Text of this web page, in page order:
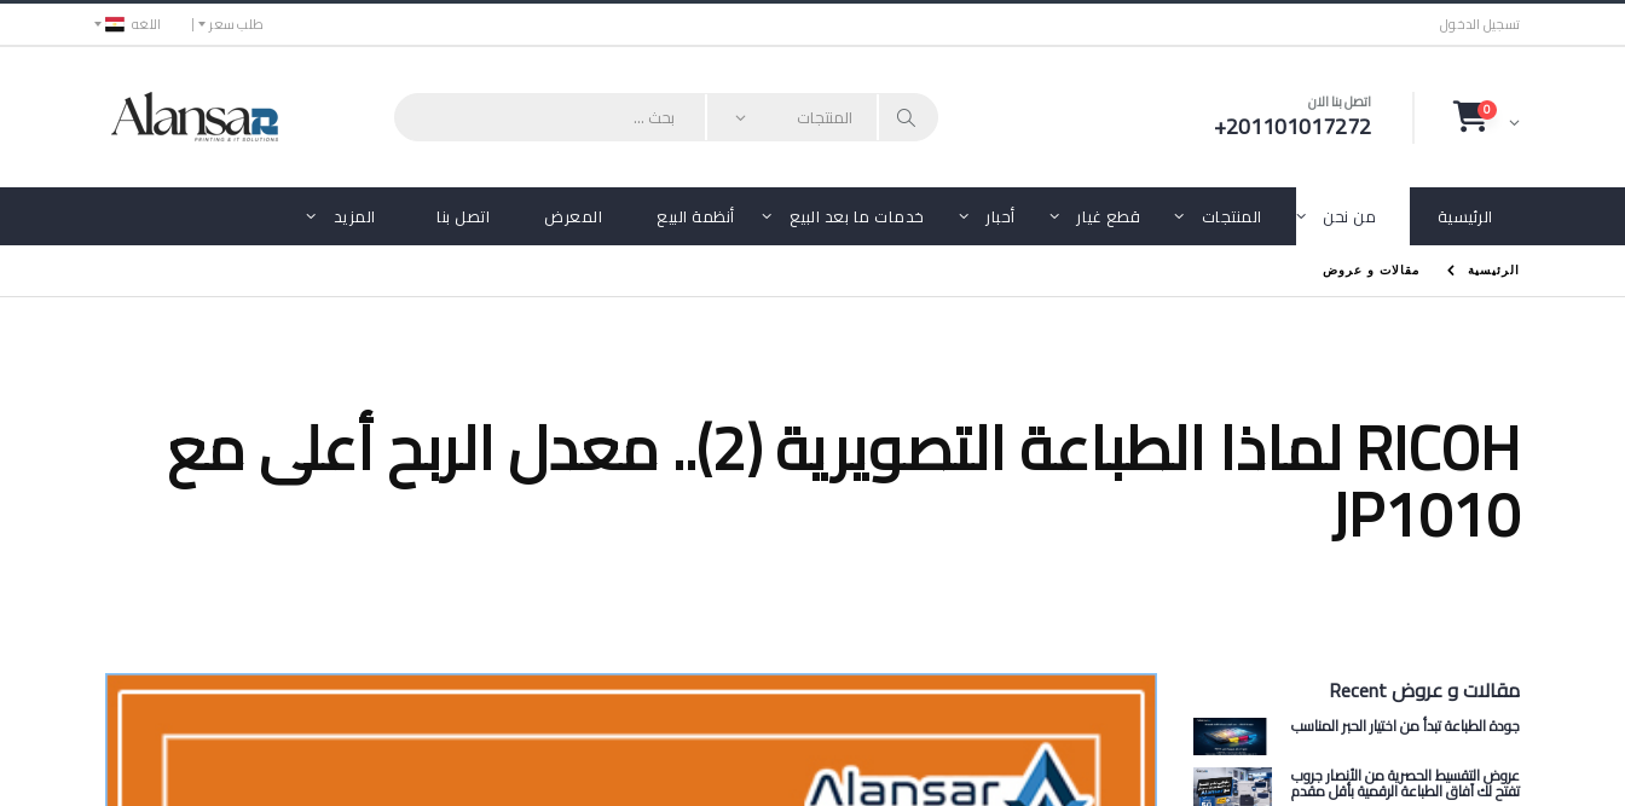
اللغه طلب سعر تسجيل الدخول
اتصل بنا الان
+201101017272 0
الرئيسية من نحن المنتجات قطع غيار أحبار خدمات ما بعد البيع أنظمة البيع المعرض اتصل بنا المزيد
الرئيسية مقالات و عروض
لماذا الطباعة التصويرية (2).. معدل الربح أعلى مع RICOH
JP1010
Recent مقالات و عروض
جودة الطباعة تبدأ من اختيار الحبر المناسب
عروض التقسيط الحصرية من الأنصار جروب
تفتح لك آفاق الطباعة الرقمية بأقل مقدم